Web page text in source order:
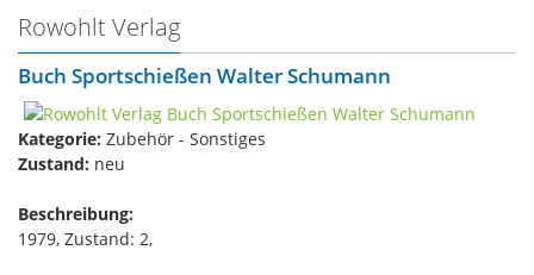
Rowohlt Verlag
Buch Sportschießen Walter Schumann
Kategorie: Zubehör - Sonstiges
Zustand: neu
Beschreibung:
1979, Zustand: 2,